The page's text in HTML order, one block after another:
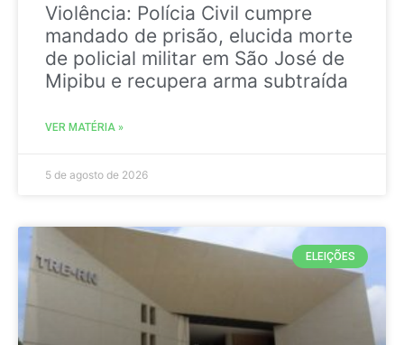
Violência: Polícia Civil cumpre
mandado de prisão, elucida morte
de policial militar em São José de
Mipibu e recupera arma subtraída
VER MATÉRIA »
5 de agosto de 2026
ELEIÇÕES